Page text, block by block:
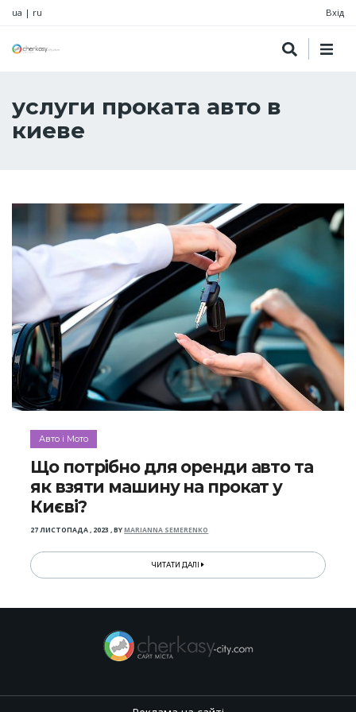
ua | ru Вхід
услуги проката авто в
киеве
Авто і Мото
Що потрібно для оренди авто та
як взяти машину на прокат у
Києві?
27 ЛИСТОПАДА , 2023 ,BYMARIANNA SEMERENKO
ЧИТАТИ ДАЛІ